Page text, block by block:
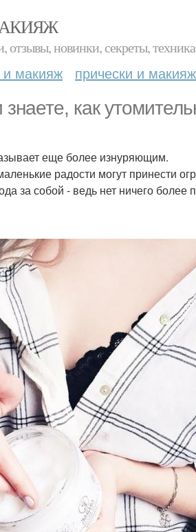
новинки, секреты,
и макияж прически и
как
еще более изнуряющим.
радости могут принести
за собой - ведь нет ничего более